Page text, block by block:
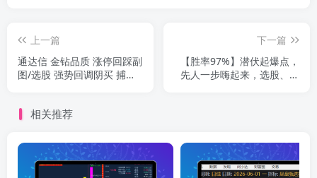
上一篇
通达信 金钻品质 涨停回踩副
图/选股 强势回调阴买 捕捉
下一篇
【胜率97%】潜伏起爆点，
先人一步嗨起来，选股、副
相关推荐